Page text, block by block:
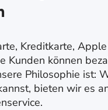
Kreditkarte,
Kunden können
Philosophie ist:
bieten wir es